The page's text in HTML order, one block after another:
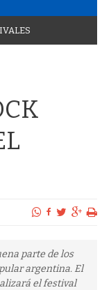
parte de los
argentina. El
el festival